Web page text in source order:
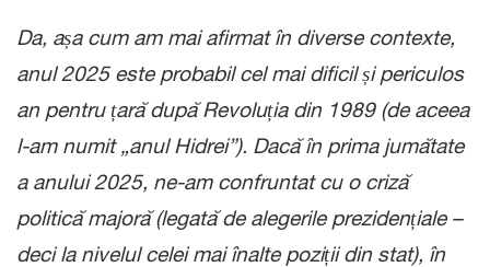
Da, așa cum am mai afirmat în diverse contexte,
anul 2025 este probabil cel mai dificil și periculos
an pentru țară după Revoluția din 1989 (de aceea
l-am numit „anul Hidrei”). Dacă în prima jumătate
a anului 2025, ne-am confruntat cu o criză
politică majoră (legată de alegerile prezidențiale –
deci la nivelul celei mai înalte poziții din stat), în